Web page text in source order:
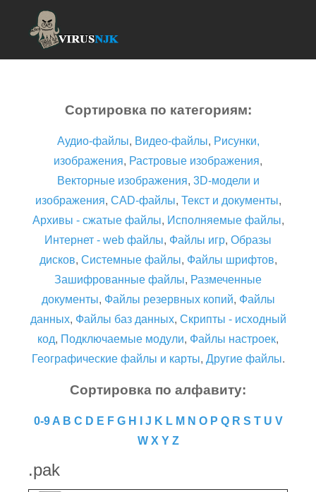
Сортировка по категориям:
Аудио-файлы, Видео-файлы, Рисунки,
изображения, Растровые изображения,
Векторные изображения, 3D-модели и
изображения, CAD-файлы, Текст и документы,
Архивы - сжатые файлы, Исполняемые файлы,
Интернет - web файлы, Файлы игр, Образы
дисков, Системные файлы, Файлы шрифтов,
Зашифрованные файлы, Размеченные
документы, Файлы резервных копий, Файлы
данных, Файлы баз данных, Скрипты - исходный
код, Подключаемые модули, Файлы настроек,
Географические файлы и карты, Другие файлы.
Сортировка по алфавиту:
0-9 A B C D E F G H J K L M N O P Q R S T U V
W X Y Z
.pak